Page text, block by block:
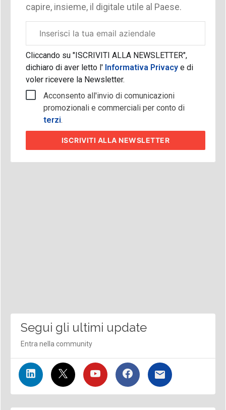
capire, insieme, il digitale utile al Paese.
aziendale
Cliccando su "ISCRIVITI ALLA NEWSLETTER",
dichiaro di aver letto l'Informativa Privacy e di
voler ricevere la Newsletter.
Acconsento all'invio di comunicazioni
promozionali e commerciali per conto di
terzi.
ISCRIVITI ALLA NEWSLETTER
Segui gli ultimi update
Entra nella community